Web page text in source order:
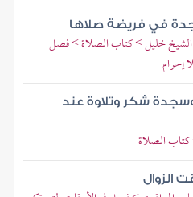
في فريضة صلاها
خليل > كتاب الصلاة > فصل
إحرام
شكر وتلاوة عند
كتاب الصلاة
الزوال